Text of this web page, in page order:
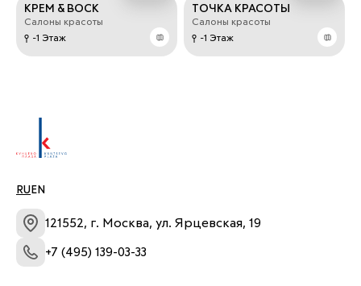
КРЕМ & ВОСК
Салоны красоты
-1 Этаж
ТОЧКА КРАСОТЫ
Салоны красоты
-1 Этаж
RU EN
121552, г. Москва, ул. Ярцевская, 19
+7 (495) 139-03-33